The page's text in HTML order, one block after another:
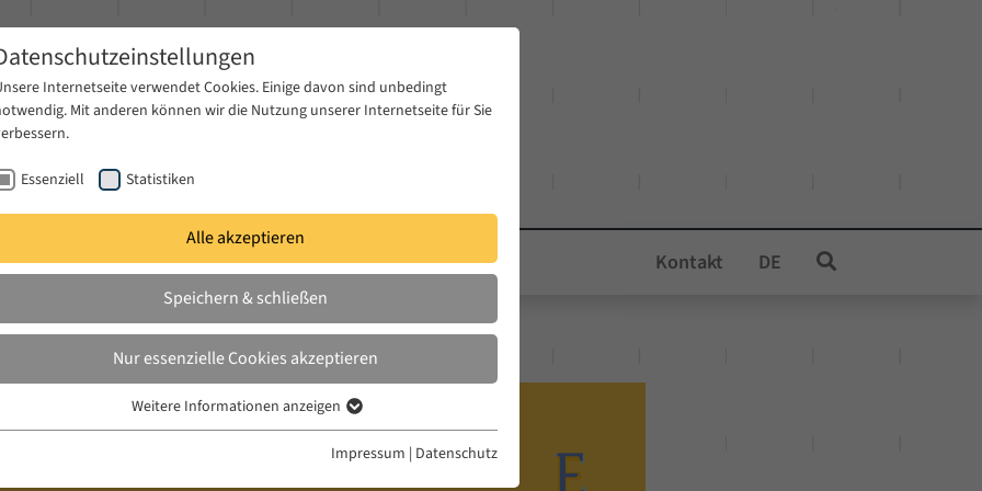
Publikationen Projekte News & Presse Kontakt DE
Internetseite verwendet Cookies. Einige davon sind unbedingt
Mit anderen können wir die Nutzung unserer Internetseite für Sie
Essenziell Statistiken
Alle akzeptieren
Speichern & schließen
Nur essenzielle Cookies akzeptieren
Essenzielle Cookies werden für grundlegende Funktionen der Webseite
Weitere Informationen anzeigen
Impressum | Datenschutz